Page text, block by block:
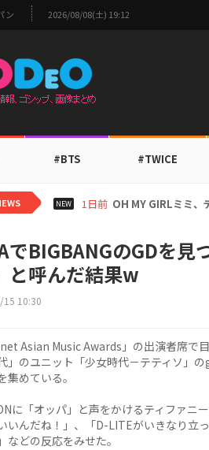
ン 2026/08/08(土) 19:12
#BTS #TWICE
NEW 1日前 BTS V、ワールドカ
でBIGBANGのGDを見
と呼んだ結果w
10:30
Asian Music Awards」の出演者席で
」のユニット「少女時代－テティソ」
集めている。
に「オッパ」と声をかけるティファニ
いんだね！」、「D-LITEがいきなり
などの反応をみせた。